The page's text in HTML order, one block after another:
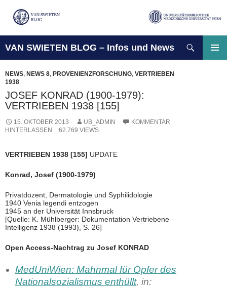
VAN SWIETEN BLOG – Infos und News
SPRINGEN
NEWS, NEWS 8, PROVENIENZFORSCHUNG, VERTRIEBEN
1938
JOSEF KONRAD (1900-1979):
VERTRIEBEN 1938 [155]
15. OKTOBER 2013 UB_ADMIN
KOMMENTAR
HINTERLASSEN
62.769 VIEWS
VERTRIEBEN 1938 [155] UPDATE
Konrad, Josef (1900-1979)
Privatdozent, Dermatologie und Syphilidologie
1940 Venia legendi entzogen
1945 an der Universität Innsbruck
[Quelle: K. Mühlberger: Dokumentation Vertriebene
Intelligenz 1938 (1993), S. 26]
Open Access-Nachtrag zu Josef KONRAD
MedUniWien: Mahnmal für Opfer des
Nationalsozialismus enthüllt, in: